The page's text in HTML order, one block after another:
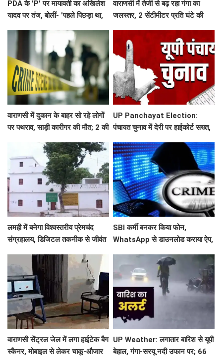
PDA के 'P' पर मायावती का अखिलेश
यादव पर तंज, बोलीं- 'पहले पिछड़ा था,
वाराणसी में तेजी से बढ़ रहा गंगा का
जलस्तर, 2 सेंटीमीटर प्रति घंटे की
आपसी संपर्क टूटा
वाराणसी में दुकान के बाहर सो रहे लोगों
पर पथराव, साड़ी कारीगर की मौत; 2 की
UP Panchayat Election:
पंचायत चुनाव में देरी पर हाईकोर्ट सख्त,
इलेक्शन
लमही में बनेगा विश्वस्तरीय प्रेमचंद
संग्रहालय, डिजिटल तकनीक से जीवंत
पांडुलिपियां और रचनाएं
SBI कर्मी बनकर किया फोन,
WhatsApp से डाउनलोड कराया ऐप,
उड़ाए ₹46 हजार
वाराणसी सेंट्रल जेल में लगा हाईटेक बैग
स्कैनर, मोबाइल से लेकर चाकू-औजार
UP Weather: लगातार बारिश से यूपी
बेहाल, गंगा-सरयू नदी उफान पर; 66